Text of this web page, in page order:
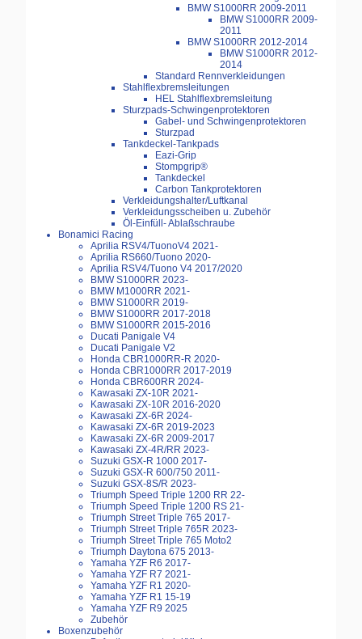
BMW S1000RR 2009-2011
BMW S1000RR 2009-
2011
BMW S1000RR 2012-2014
BMW S1000RR 2012-
2014
Standard Rennverkleidungen
Stahlflexbremsleitungen
HEL Stahlflexbremsleitung
Sturzpads-Schwingenprotektoren
Gabel- und Schwingenprotektoren
Sturzpad
Tankdeckel-Tankpads
Eazi-Grip
Stompgrip®
Tankdeckel
Carbon Tankprotektoren
Verkleidungshalter/Luftkanal
Verkleidungsscheiben u. Zubehör
Öl-Einfüll- Ablaßschraube
Bonamici Racing
Aprilia RSV4/TuonoV4 2021-
Aprilia RS660/Tuono 2020-
Aprilia RSV4/Tuono V4 2017/2020
BMW S1000RR 2023-
BMW M1000RR 2021-
BMW S1000RR 2019-
BMW S1000RR 2017-2018
BMW S1000RR 2015-2016
Ducati Panigale V4
Ducati Panigale V2
Honda CBR1000RR-R 2020-
Honda CBR1000RR 2017-2019
Honda CBR600RR 2024-
Kawasaki ZX-10R 2021-
Kawasaki ZX-10R 2016-2020
Kawasaki ZX-6R 2024-
Kawasaki ZX-6R 2019-2023
Kawasaki ZX-6R 2009-2017
Kawasaki ZX-4R/RR 2023-
Suzuki GSX-R 1000 2017-
Suzuki GSX-R 600/750 2011-
Suzuki GSX-8S/R 2023-
Triumph Speed Triple 1200 RR 22-
Triumph Speed Triple 1200 RS 21-
Triumph Street Triple 765 2017-
Triumph Street Triple 765R 2023-
Triumph Street Triple 765 Moto2
Triumph Daytona 675 2013-
Yamaha YZF R6 2017-
Yamaha YZF R7 2021-
Yamaha YZF R1 2020-
Yamaha YZF R1 15-19
Yamaha YZF R9 2025
Zubehör
Boxenzubehör